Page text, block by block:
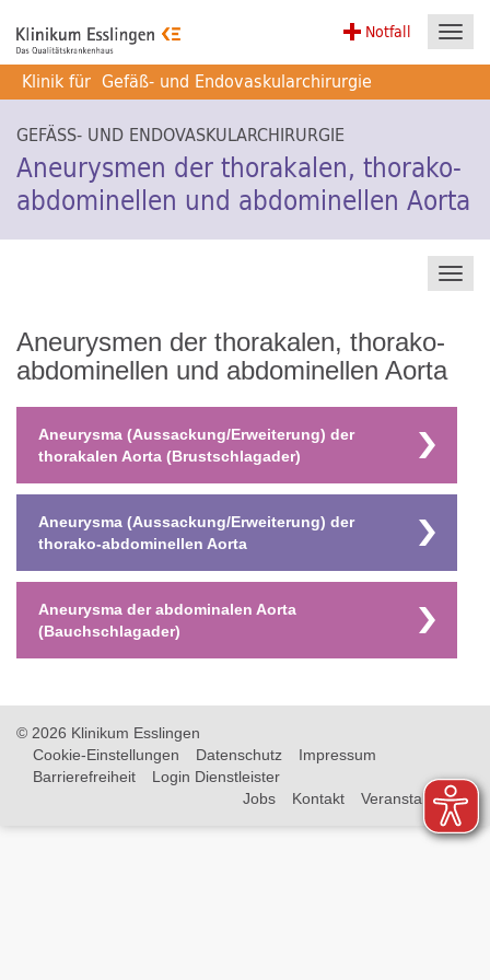
Notfall
Klinik für Gefäß- und Endovaskularchirurgie
GEFÄSS- UND ENDOVASKULARCHIRURGIE
Aneurysmen der thorakalen, thorako-
abdominellen und abdominellen Aorta
Aneurysmen der thorakalen, thorako-
abdominellen und abdominellen Aorta
Aneurysma (Aussackung/Erweiterung) der
thorakalen Aorta (Brustschlagader)
Aneurysma (Aussackung/Erweiterung) der
thorako-abdominellen Aorta
Aneurysma der abdominalen Aorta
(Bauchschlagader)
© 2026 Klinikum Esslingen
Cookie-Einstellungen
Datenschutz
Impressum
Barrierefreiheit
Login Dienstleister
Jobs
Kontakt Veranstaltungen